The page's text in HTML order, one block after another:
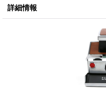
詳細情報